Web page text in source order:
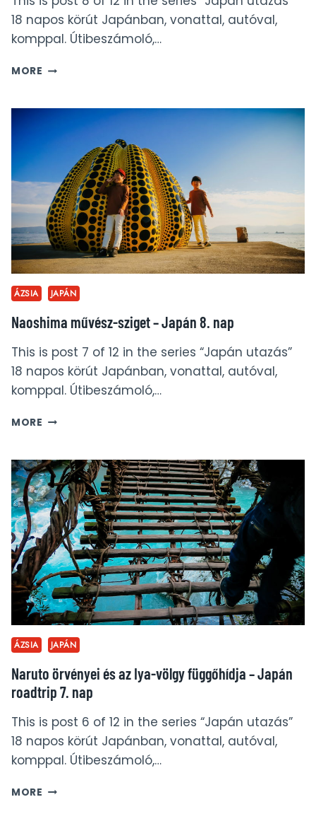
18 napos körút Japánban, vonattal, autóval,
komppal. Útibeszámoló,…
MORE KURASHIKI
VELENCÉJE
ÁZSIA JAPÁN
Naoshima művész-sziget – Japán 8. nap
This is post 7 of 12 in the series “Japán utazás”
18 napos körút Japánban, vonattal, autóval,
komppal. Útibeszámoló,…
MORE NAOSHIMA
–
JAPÁN
8.
NAP
ÁZSIA JAPÁN
Naruto örvényei és az Iya-völgy függőhídja – Japán
roadtrip 7. nap
This is post 6 of 12 in the series “Japán utazás”
18 napos körút Japánban, vonattal, autóval,
komppal. Útibeszámoló,…
MORE NARUTO